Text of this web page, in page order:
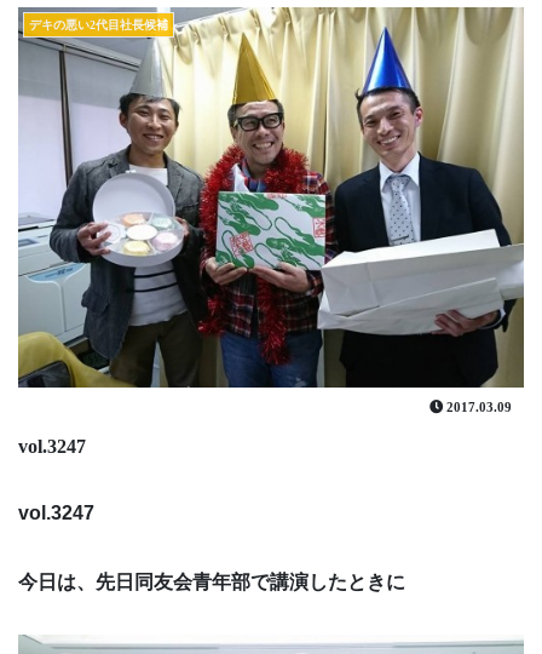
デキの悪い2代目社長候補
2017.03.09
vol.3247
vol.3247
今日は、先日同友会青年部で講演したときに